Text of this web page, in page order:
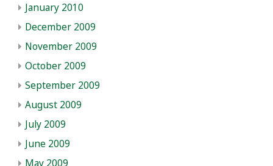
January 2010
December 2009
November 2009
October 2009
September 2009
August 2009
July 2009
June 2009
May 2009